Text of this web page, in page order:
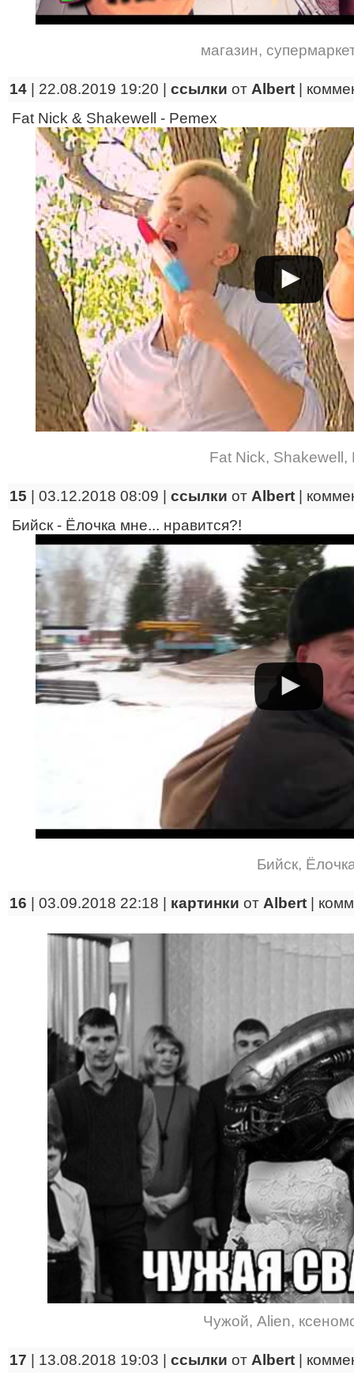
магазин, супермаркет
14 | 22.08.2019 19:20 | ссылки от Albert
Fat Nick & Shakewell - Pemex
Fat Nick, Shakewell ,
15 | 03.12.2018 08:09 | ссылки от Albert
Бийск - Ёлочка мне... нравится?!
Бийск,
16 | 03.09.2018 22:18 | картинки от Albert
Чужой, Alien,
17 | 13.08.2018 19:03 | ссылки от Albert